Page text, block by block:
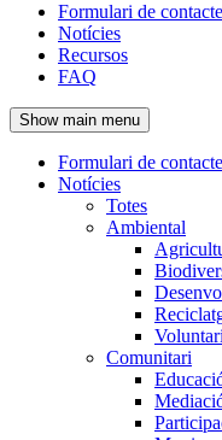
Navegació
principal
de
l'encapçalament
Formulari de contacte
Notícies
Recursos
FAQ
Show main menu
Navegació
principal
Formulari de contacte
Notícies
Totes
Ambiental
Comunitari